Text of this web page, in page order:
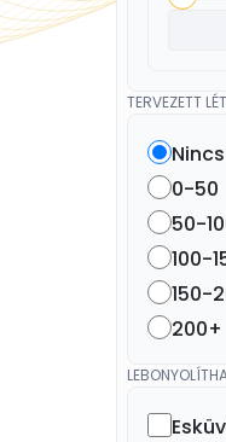
TERVEZETT
0-50
50-
100-
150-
200+